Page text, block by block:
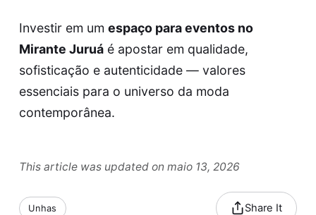
Investir em um espaço para eventos no
Mirante Juruáé apostar em qualidade,
sofisticação e autenticidade — valores
essenciais para o universo da moda
contemporânea.
This article was updated on maio 13, 2026
Unhas Share It